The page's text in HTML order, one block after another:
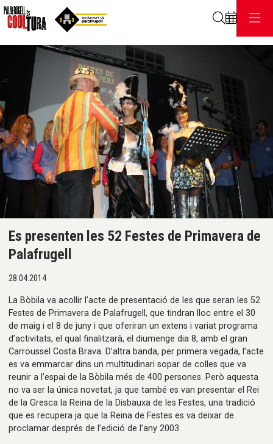
Es presenten les 52 Festes de Primavera de
Palafrugell
28.04.2014
La Bòbila va acollir l’acte de presentació de les que seran les 52
Festes de Primavera de Palafrugell, que tindran lloc entre el 30
de maig i el 8 de juny i que oferiran un extens i variat programa
d’activitats, el qual finalitzarà, el diumenge dia 8, amb el gran
Carroussel Costa Brava. D’altra banda, per primera vegada, l’acte
es va emmarcar dins un multitudinari sopar de colles que va
reunir a l’espai de la Bòbila més de 400 persones. Però aquesta
no va ser la única novetat, ja que també es van presentar el Rei
de la Gresca la Reina de la Disbauxa de les Festes, una tradició
que es recupera ja que la Reina de Festes es va deixar de
proclamar després de l’edició de l’any 2003.